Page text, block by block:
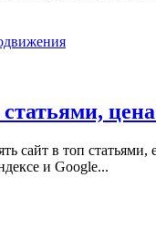
сайт в топ
и Google...